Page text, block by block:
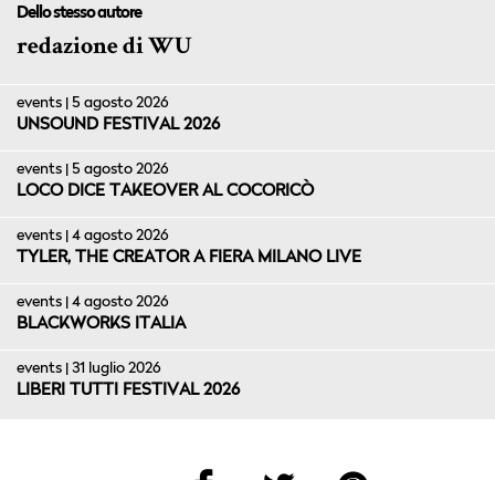
Dello stesso autore
redazione di WU
events | 5 agosto 2026
UNSOUND FESTIVAL 2026
events | 5 agosto 2026
LOCO DICE TAKEOVER AL COCORICÒ
events | 4 agosto 2026
TYLER, THE CREATOR A FIERA MILANO LIVE
events | 4 agosto 2026
BLACKWORKS ITALIA
events | 31 luglio 2026
LIBERI TUTTI FESTIVAL 2026